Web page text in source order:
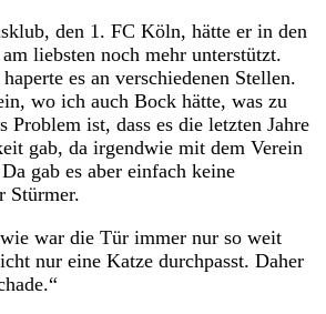
den 1. FC Köln, hätte er in den
liebsten noch mehr unterstützt.
es an verschiedenen Stellen.
wo ich auch Bock hätte, was zu
Problem ist, dass es die letzten Jahre
gab, da irgendwie mit dem Verein
gab es aber einfach keine
Stürmer.
war die Tür immer nur so weit
nur eine Katze durchpasst. Daher